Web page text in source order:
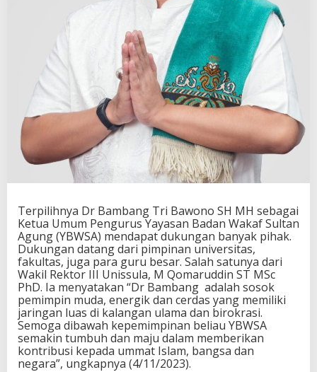
Terpilihnya Dr Bambang Tri Bawono SH MH sebagai
Ketua Umum Pengurus Yayasan Badan Wakaf Sultan
Agung (YBWSA) mendapat dukungan banyak pihak.
Dukungan datang dari pimpinan universitas,
fakultas, juga para guru besar. Salah satunya dari
Wakil Rektor III Unissula, M Qomaruddin ST MSc
PhD. Ia menyatakan “Dr Bambang adalah sosok
pemimpin muda, energik dan cerdas yang memiliki
jaringan luas di kalangan ulama dan birokrasi.
Semoga dibawah kepemimpinan beliau YBWSA
semakin tumbuh dan maju dalam memberikan
kontribusi kepada ummat Islam, bangsa dan
negara”, ungkapnya (4/11/2023).